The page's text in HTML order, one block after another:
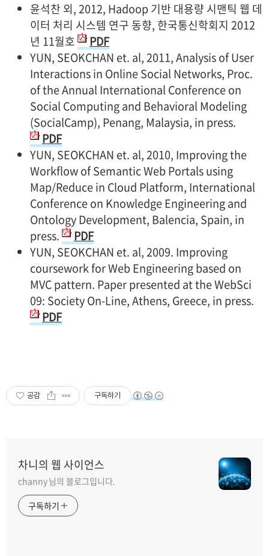
윤석찬 외, 2012, Hadoop 기반 대용량 시맨틱 웹 데
이터 처리 시스템 연구 동향, 한국통신학회지 2012
년 11월호
PDF
YUN, SEOKCHAN et. al, 2011, Analysis of User
Interactions in Online Social Networks, Proc.
of the Annual International Conference on
Social Computing and Behavioral Modeling
(SocialCamp), Penang, Malaysia, in press.
PDF
YUN, SEOKCHAN et. al, 2010, Improving the
Workflow of Semantic Web Portals using
Map/Reduce in Cloud Platform, International
Conference on Knowledge Engineering and
Ontology Development, Balencia, Spain, in
press.
PDF
YUN, SEOKCHAN et. al, 2009. Improving
coursework for Web Engineering based on
MVC pattern. Paper presented at the WebSci
09: Society On-Line, Athens, Greece, in press.
PDF
공감 구독하기
차니의 웹 사이언스
channy 님의 블로그입니다.
구독하기